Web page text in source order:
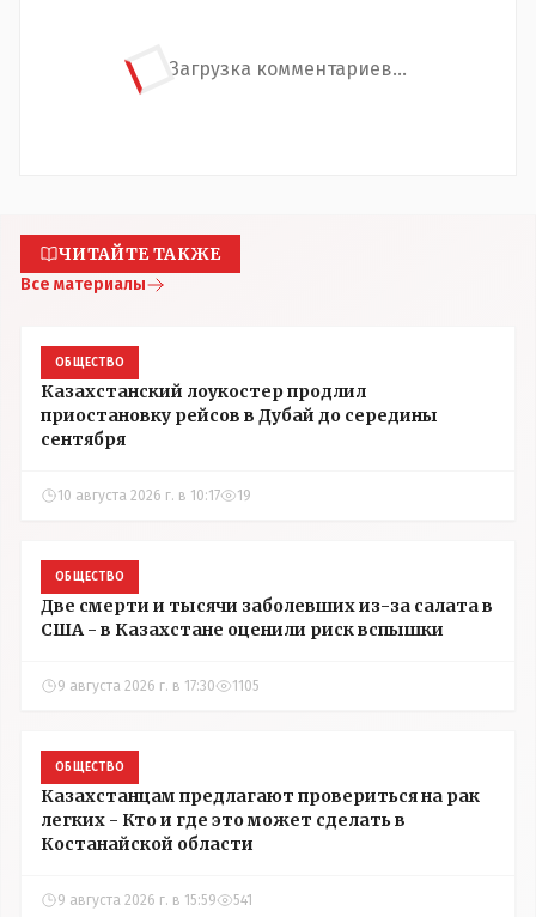
Загрузка комментариев...
ЧИТАЙТЕ ТАКЖЕ
Все материалы
ОБЩЕСТВО
Казахстанский лоукостер продлил
приостановку рейсов в Дубай до середины
сентября
10 августа 2026 г. в 10:17 19
ОБЩЕСТВО
Две смерти и тысячи заболевших из-за салата в
США - в Казахстане оценили риск вспышки
9 августа 2026 г. в 17:30 1105
ОБЩЕСТВО
Казахстанцам предлагают провериться на рак
легких - Кто и где это может сделать в
Костанайской области
9 августа 2026 г. в 15:59 541